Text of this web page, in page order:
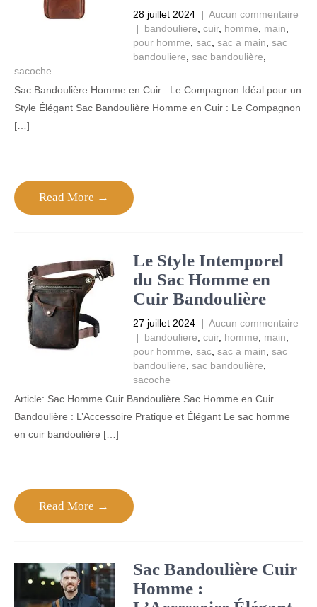
28 juillet 2024 | Aucun commentaire
| bandouliere cuir, homme main
pour homme sac, sac a main sac
bandouliere sac bandoulière
sacoche
Sac Bandoulière Homme en Cuir : Le Compagnon Idéal pour un
Style Élégant Sac Bandoulière Homme en Cuir : Le Compagnon
[…]
Read More →
Le Style Intemporel
du Sac Homme en
Cuir Bandoulière
27 juillet 2024 | Aucun commentaire
| bandouliere cuir, homme main
pour homme sac, sac a main sac
bandouliere sac bandoulière
sacoche
Article: Sac Homme Cuir Bandoulière Sac Homme en Cuir
Bandoulière : L’Accessoire Pratique et Élégant Le sac homme
en cuir bandoulière […]
Read More →
Sac Bandoulière Cuir
Homme :